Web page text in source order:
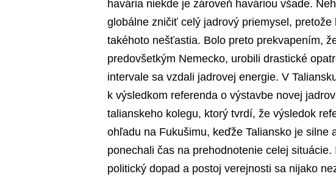
havária niekde je zároveň haváriou všade.
globálne zničiť celý jadrový priemysel,
takéhoto nešťastia. Bolo preto prekvapením,
predovšetkým Nemecko, urobili drastické
intervale sa vzdali jadrovej energie. V
k výsledkom referenda o výstavbe novej
talianskeho kolegu, ktorý tvrdí, že výsledok
ohľadu na Fukušimu, keďže Taliansko je silne
ponechali čas na prehodnotenie celej
politický dopad a postoj verejnosti sa nijako